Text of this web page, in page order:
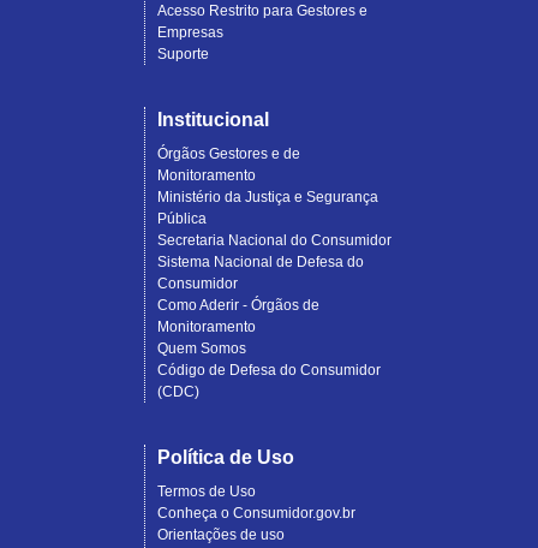
Acesso Restrito para Gestores e
Empresas
Suporte
Institucional
Órgãos Gestores e de
Monitoramento
Ministério da Justiça e Segurança
Pública
Secretaria Nacional do Consumidor
Sistema Nacional de Defesa do
Consumidor
Como Aderir - Órgãos de
Monitoramento
Quem Somos
Código de Defesa do Consumidor
(CDC)
Política de Uso
Termos de Uso
Conheça o Consumidor.gov.br
Orientações de uso